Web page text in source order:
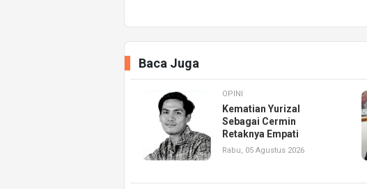
Baca Juga
OPINI
Kematian Yurizal
Sebagai Cermin
Retaknya Empati
Rabu, 05 Agustus 2026